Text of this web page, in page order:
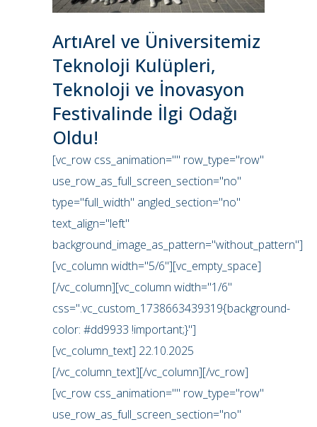
ArtıArel ve Üniversitemiz
Teknoloji Kulüpleri,
Teknoloji ve İnovasyon
Festivalinde İlgi Odağı
Oldu!
[vc_row css_animation="" row_type="row"
use_row_as_full_screen_section="no"
type="full_width" angled_section="no"
text_align="left"
background_image_as_pattern="without_pattern"]
[vc_column width="5/6"][vc_empty_space]
[/vc_column][vc_column width="1/6"
css=".vc_custom_1738663439319{background-
color: #dd9933 !important;}"]
[vc_column_text] 22.10.2025
[/vc_column_text][/vc_column][/vc_row]
[vc_row css_animation="" row_type="row"
use_row_as_full_screen_section="no"